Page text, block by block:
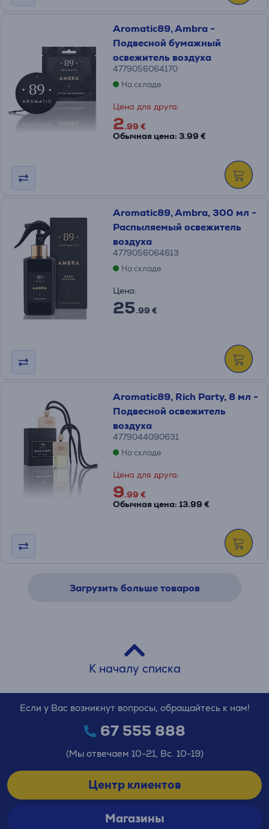
Aromatic89, Ambra -
Подвесной бумажный
освежитель воздуха
4779056064170
На складе
Цена для друга:
2.99 €
Обычная цена: 3.99 €
Aromatic89, Ambra, 300 мл -
Распыляемый освежитель
воздуха
4779056064613
На складе
Цена:
25.99 €
Aromatic89, Rich Party, 8 мл -
Подвесной освежитель
воздуха
4779044090631
На складе
Цена для друга:
9.99 €
Обычная цена: 13.99 €
Загрузить больше товаров
К началу списка
Если у Вас возникнут вопросы, обращайтесь к нам!
67 555 888
(Мы отвечаем 10-21, Вс. 10-19)
Центр клиентов
Магазины